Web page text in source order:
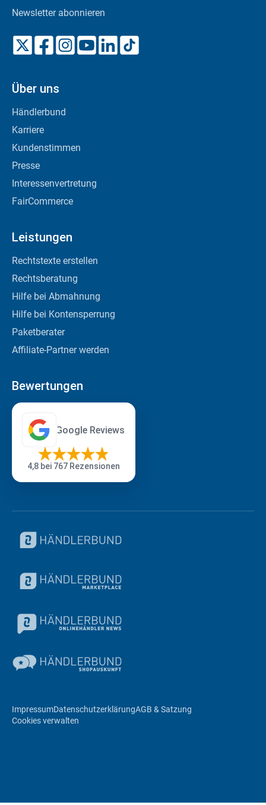
Newsletter abonnieren
Über uns
Händlerbund
Karriere
Kundenstimmen
Presse
Interessenvertretung
FairCommerce
Leistungen
Rechtstexte erstellen
Rechtsberatung
Hilfe bei Abmahnung
Hilfe bei Kontensperrung
Paketberater
Affiliate-Partner werden
Bewertungen
Google Reviews
4,8 bei 767 Rezensionen
ImpressumDatenschutzerklärungAGB & Satzung
Cookies verwalten